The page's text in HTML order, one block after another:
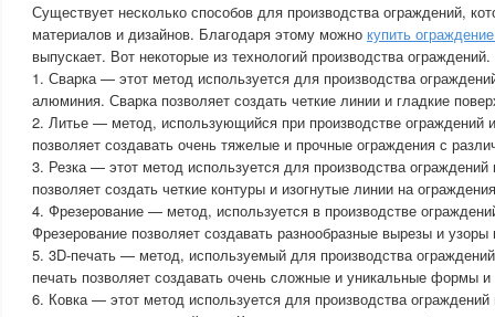
Существует несколько способов для производства ограждений,
материалов и дизайнов. Благодаря этому можно купить
выпускает. Вот некоторые из технологий производства ограждений.
1. Сварка — этот метод используется для производства
алюминия. Сварка позволяет создать четкие линии и гладкие
2. Литье — метод, использующийся при производстве ограждений
позволяет создавать очень тяжелые и прочные ограждения с
3. Резка — этот метод используется для производства ограждений
позволяет создать четкие контуры и изогнутые линии на
4. Фрезерование — метод, используется в производстве
Фрезерование позволяет создавать разнообразные вырезы и узоры
5. 3D-печать — метод, используемый для производства
печать позволяет создавать очень сложные и уникальные формы
6. Ковка — этот метод используется для производства